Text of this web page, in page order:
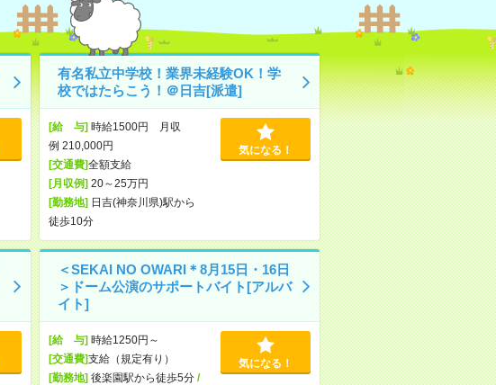
有名私立中学校！業界未経験OK！学
校ではたらこう！＠日吉[派遣]
[給 与]時給1500円 月収
例 210,000円
[交通費]全額支給
[月収例]20～25万円
[勤務地]日吉(神奈川県)駅から
徒歩10分
気になる！
＜SEKAI NO OWARI＊8月15日・16日
＞ドーム公演のサポートバイト[アルバ
イト]
[給 与]時給1250円～
[交通費]支給（規定有り）
[勤務地]後楽園駅から徒歩5分/
気になる！